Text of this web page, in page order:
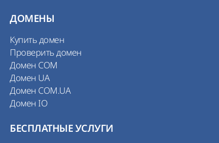
ДОМЕНЫ
Купить домен
Проверить домен
Домен COM
Домен UA
Домен COM.UA
Домен IO
БЕСПЛАТНЫЕ УСЛУГИ